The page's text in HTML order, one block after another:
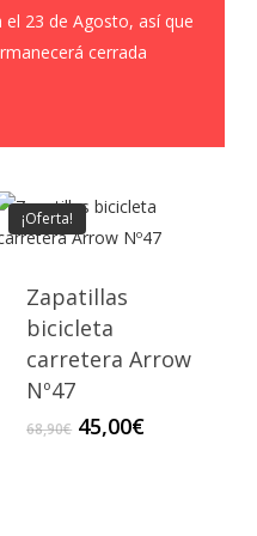
el 23 de Agosto, así que
cerrada
¡Oferta!
Zapatillas
bicicleta
carretera Arrow
Nº47
68,90€ El
45,00€El